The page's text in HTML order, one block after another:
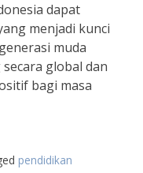
dapat
menjadi kunci
muda
global dan
bagi masa
pendidikan